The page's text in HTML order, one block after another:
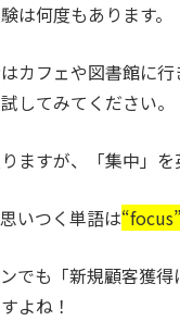
は何度もあります。
カフェや図書館に
してみてください。
ますが、「集中」
いつく単語は“focus”
でも「新規顧客獲
よね！